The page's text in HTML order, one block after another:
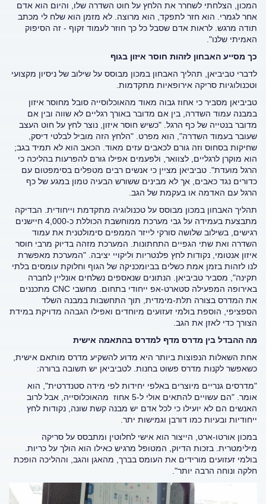
המכון, הצלחתי לשחרר את הלחץ על חוט השדרה שלו, והיום הוא אדם
אחר לגמרי. הוא חזר לתפקד, הוא מרוצה. לא מזמן הוא שלח לי מכתב
תודה מרגש. לראות אדם שסבל כל כך חוזר לעמוד זקוף - זה הסיפוק
האמיתי שלנו".
כך מסייע האבחון לזהות חוסר איזון בגוף
לדברי טביביאן, תהליך האבחון במכון מבוסס על שילוב של ניסיון מקצועי
וטכנולוגיות סריקה אירופאיות מתקדמות.
טביביאן מסביר כי אחוז גבוה מאוד מהאוכלוסייה סובל מחוסר איזון
במבנה עמוד השדרה, בין אם מדובר באורך רגליים לא שווה ובין אם
מדובר בנטייה של כף הרגל. "כשיש חוסר איזון, נוצר לחץ על חוט העצב
שעובר בעמוד השדרה", הוא מפרט. "הלחץ הזה מוביל לבלטי דיסק,
שחיקות בסחוס וזה גורם לכאבים עזים מאוד. הכאב הוא לא תמיד בגב;
הוא מוקרן לרגליים, לצוואר, ולפעמים אפילו גורם להפרעות בהליכה כי
הרגל מועדת". טביביאן מציין כי אנשים רבים מטפלים בסימפטום עם
כדורים נגד כאבים, אך לא מבינים ששורש הבעיה טמון במגע של כף
הרגל עם האדמה או בעקמת של הגב.
תהליך האבחון במכון מבוסס על טכנולוגיה מתקדמת וייחודית. הבדיקה
מתבצעת בעמידה על גבי מערכת ממוחשבת הכוללת כ-4,000 חיישנים
רגישים, בשילוב שלושה סורקי לייזר הממפים סימולטנית את עמוד
השדרה ואת שתי הגפיים התחתונות. המערכת מזהה בדיוק מרבי חוסר
איזון אנטומי, נקודות לחץ פלנטריות וליקויי יציבה. "המערכת מאפשרת
לנו לזהות בזמן אמת כשלים בביומכניקה של הגוף וחלוקת עומסים בלתי
תקינה", מסביר טביביאן. הנתונים שנאספים נשלחים אונליין לחברה
באירופה המפעילה סטארט-אפ ייחודי בתחום. מחשבי CNC מתכננים
את המדרס בצורה תלת-מימדית, תוך התחשבות במבנה השלד
הספציפי, הוספת בולמי זעזועים מיוחדים ואפילו הגבהה מדויקת במידת
הצורך כדי לאזן את הגב.
מה ההבדל בין מדרס מדף למדרס בהתאמה אישית
אחת השאלות הנפוצות ביותר היא מדוע להשקיע מדרס מותאם אישית,
כשאפשר לקנות מדרס פשוט בחנות. לטביביאן יש תשובה ברורה:
"מדרסים גנריים מיוצרים באלפי יחידות לפי מידה סטנדרטית", הוא
אומר. "הם עשויים להתאים אולי ל-5 אחוז מהאוכלוסייה, אבל לרוב
האנשים הם לא יועילו כי לכל אדם יש מבנה קשת שונה, נקודות לחץ
ייחודיות ובעיות כמו דורבן וגמישות יתר.
במכון אורטו-ארט, הייצור הוא אישי לחלוטין ומתבסס על סריקה
מילימטרית. בזכות הדיוק, המטופל מרגיש כאילו הוא הולך על כריות.
בולמי זעזועים מורידים את העומס בברך, מהאגן והגב, וההליכה הופכת
חלקה ונוחה הרבה יותר".